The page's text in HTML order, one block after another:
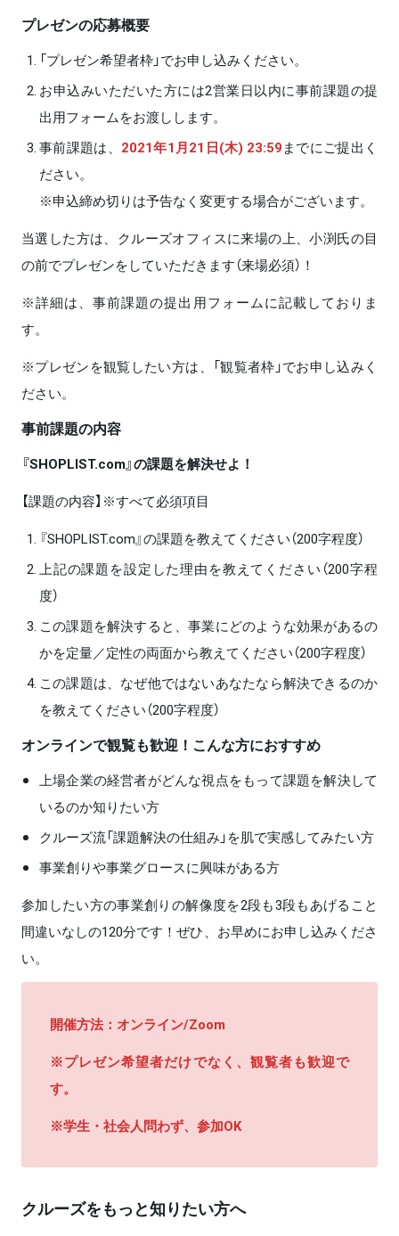
プレゼンの応募概要
「プレゼン希望者枠」でお申し込みください。
お申込みいただいた方には2営業日以内に事前課題の提
出用フォームをお渡しします。
事前課題は、 2021年1月21日(木) 23:59までにご提出く
ださい。
※申込締め切りは予告なく変更する場合がございます。
当選した方は、クルーズオフィスに来場の上、小渕氏の目
の前でプレゼンをしていただきます（来場必須）！
※詳細は、事前課題の提出用フォームに記載しておりま
す。
※プレゼンを観覧したい方は、「観覧者枠」でお申し込みく
ださい。
事前課題の内容
『SHOPLIST.com』の課題を解決せよ！
【課題の内容】※すべて必須項目
『SHOPLIST.com』の課題を教えてください（200字程度）
上記の課題を設定した理由を教えてください（200字程
度）
この課題を解決すると、事業にどのような効果があるの
かを定量／定性の両面から教えてください（200字程度）
この課題は、なぜ他ではないあなたなら解決できるのか
を教えてください（200字程度）
オンラインで観覧も歓迎！こんな方におすすめ
上場企業の経営者がどんな視点をもって課題を解決して
いるのか知りたい方
クルーズ流「課題解決の仕組み」を肌で実感してみたい方
事業創りや事業グロースに興味がある方
参加したい方の事業創りの解像度を2段も3段もあげること
間違いなしの120分です！ぜひ、お早めにお申し込みくださ
い。
開催方法：オンライン/Zoom
※プレゼン希望者だけでなく、観覧者も歓迎で
す。
※学生・社会人問わず、参加OK
クルーズをもっと知りたい方へ